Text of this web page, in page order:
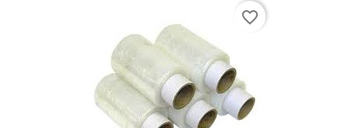
favorite_border